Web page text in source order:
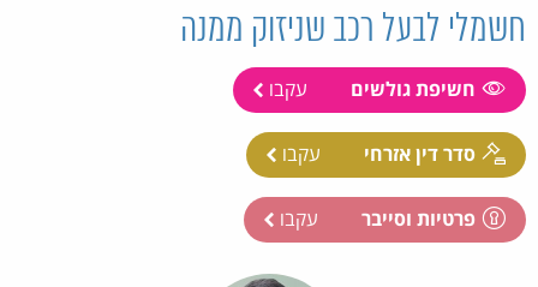
חשמלי לבעל רכב שניזוק ממנה
חשיפת גולשים עקבו
סדר דין אזרחי עקבו
פרטיות וסייבר עקבו